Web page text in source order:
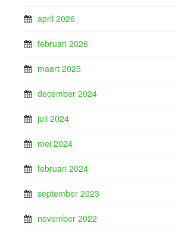
april 2026
februari 2026
maart 2025
december 2024
juli 2024
mei 2024
februari 2024
september 2023
november 2022